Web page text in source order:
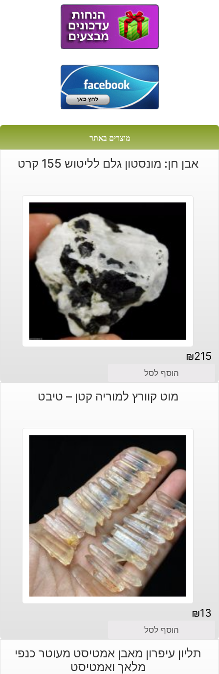
מוצרים באתר
אבן חן: מונסטון גלם לליטוש 155 קרט
₪215
הוסף לסל
מוט קוורץ למוריה קטן – טיבט
₪13
הוסף לסל
תליון עיפרון מאבן אמטיסט מעוטר כנפי
מלאך ואמטיסט